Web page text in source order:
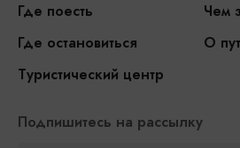
Где поесть
Чем
Где остановиться
О
Туристический центр
Подпишитесь на рассылку